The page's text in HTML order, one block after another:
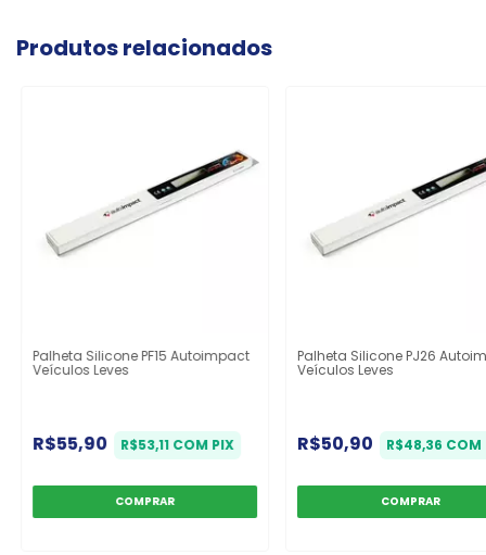
Produtos relacionados
Palheta Silicone PF15 Autoimpact
Veículos Leves
R$55,90 R$53,11 COM PIX
Palheta Silicone PJ26
Veículos Leves
R$50,90 R$48,36 COM